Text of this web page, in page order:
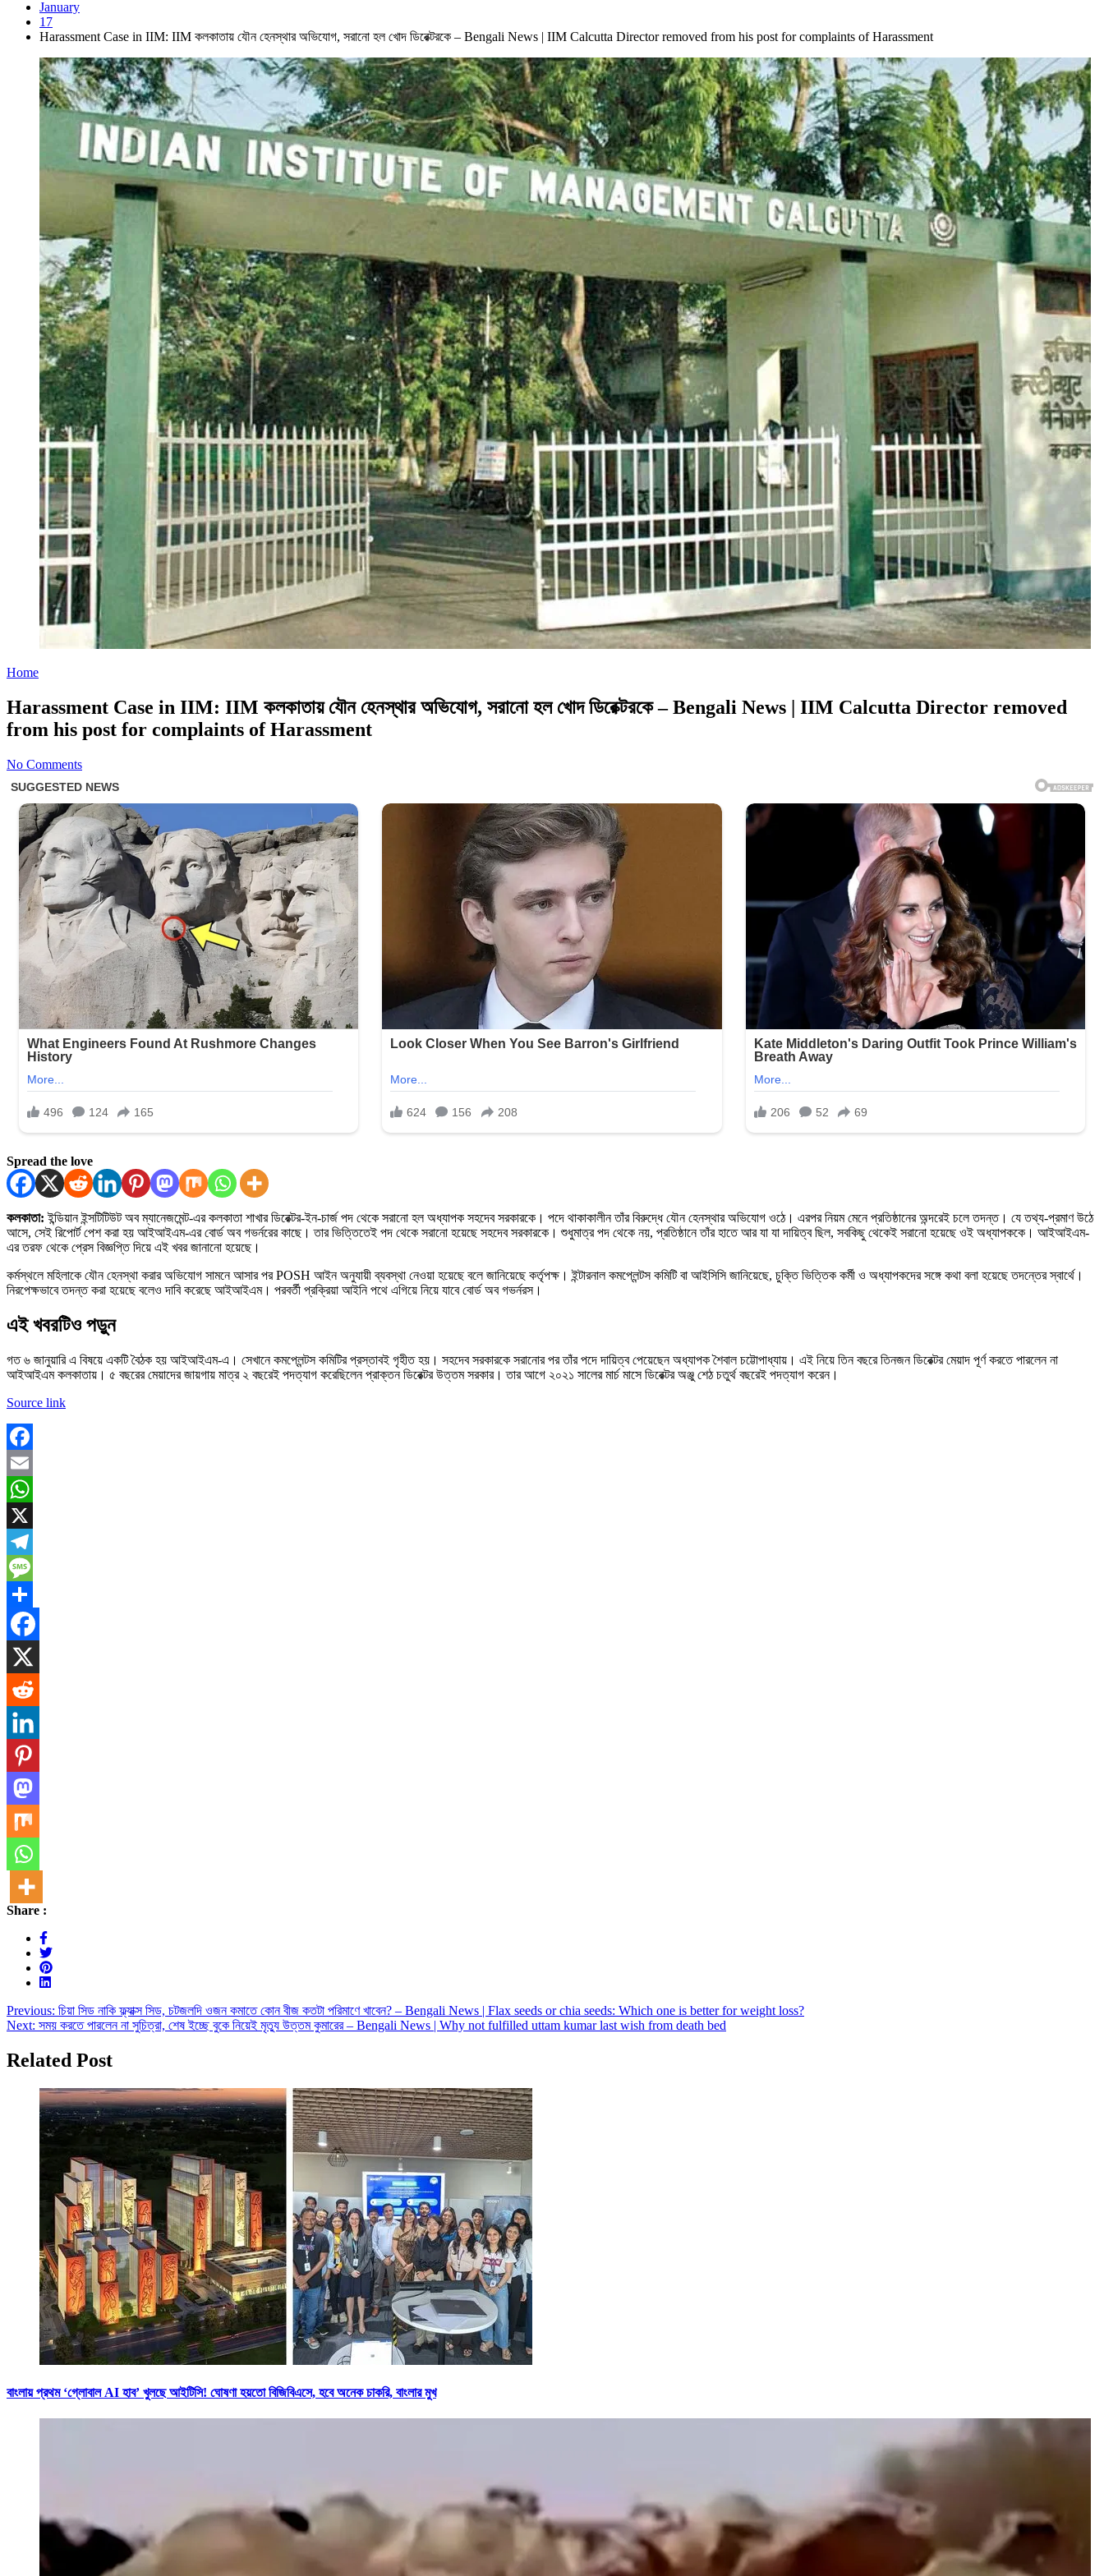
January
17
Harassment Case in IIM: IIM কলকাতায় যৌন হেনস্থার অভিযোগ, সরানো হল খোদ ডিরেক্টরকে – Bengali News | IIM Calcutta Director removed from his post for complaints of Harassment
Home
Harassment Case in IIM: IIM কলকাতায় যৌন হেনস্থার অভিযোগ, সরানো হল খোদ ডিরেক্টরকে – Bengali News | IIM Calcutta Director removed
from his post for complaints of Harassment
No Comments
Spread the love
কলকাতা: ইন্ডিয়ান ইন্সটিটিউট অব ম্যানেজমেন্ট-এর কলকাতা শাখার ডিরেক্টর-ইন-চার্জ পদ থেকে সরানো হল অধ্যাপক সহদেব সরকারকে। পদে থাকাকালীন তাঁর বিরুদ্ধে যৌন হেনস্থার অভিযোগ ওঠে। এরপর নিয়ম মেনে প্রতিষ্ঠানের অন্দরেই চলে তদন্ত। যে তথ্য-প্রমাণ উঠে
আসে, সেই রিপোর্ট পেশ করা হয় আইআইএম-এর বোর্ড অব গভর্নরের কাছে। তার ভিত্তিতেই পদ থেকে সরানো হয়েছে সহদেব সরকারকে। শুধুমাত্র পদ থেকে নয়, প্রতিষ্ঠানে তাঁর হাতে আর যা যা দায়িত্ব ছিল, সবকিছু থেকেই সরানো হয়েছে ওই অধ্যাপককে। আইআইএম-
এর তরফ থেকে প্রেস বিজ্ঞপ্তি দিয়ে এই খবর জানানো হয়েছে।
কর্মস্থলে মহিলাকে যৌন হেনস্থা করার অভিযোগ সামনে আসার পর POSH আইন অনুযায়ী ব্যবস্থা নেওয়া হয়েছে বলে জানিয়েছে কর্তৃপক্ষ। ইন্টারনাল কমপ্লেন্টস কমিটি বা আইসিসি জানিয়েছে, চুক্তি ভিত্তিক কর্মী ও অধ্যাপকদের সঙ্গে কথা বলা হয়েছে তদন্তের স্বার্থে।
নিরপেক্ষভাবে তদন্ত করা হয়েছে বলেও দাবি করেছে আইআইএম। পরবর্তী প্রক্রিয়া আইনি পথে এগিয়ে নিয়ে যাবে বোর্ড অব গভর্নরস।
এই খবরটিও পড়ুন
গত ৬ জানুয়ারি এ বিষয়ে একটি বৈঠক হয় আইআইএম-এ। সেখানে কমপ্লেন্টস কমিটির প্রস্তাবই গৃহীত হয়। সহদেব সরকারকে সরানোর পর তাঁর পদে দায়িত্ব পেয়েছেন অধ্যাপক শৈবাল চট্টোপাধ্যায়। এই নিয়ে তিন বছরে তিনজন ডিরেক্টর মেয়াদ পূর্ণ করতে পারলেন না
আইআইএম কলকাতায়। ৫ বছরের মেয়াদের জায়গায় মাত্র ২ বছরেই পদত্যাগ করেছিলেন প্রাক্তন ডিরেক্টর উত্তম সরকার। তার আগে ২০২১ সালের মার্চ মাসে ডিরেক্টর অঞ্জু শেঠ চতুর্থ বছরেই পদত্যাগ করেন।
Source link
Facebook
Email
WhatsApp
X
Telegram
Message
Share
Share :
Post
navigation
Previous: চিয়া সিড নাকি ফ্ল্যাক্স সিড, চটজলদি ওজন কমাতে কোন বীজ কতটা পরিমাণে খাবেন? – Bengali News | Flax seeds or chia seeds: Which one is better for weight loss?
Next: সময় করতে পারলেন না সুচিত্রা, শেষ ইচ্ছে বুকে নিয়েই মৃত্যু উত্তম কুমারের – Bengali News | Why not fulfilled uttam kumar last wish from death bed
Related Post
বাংলায় প্রথম ‘গ্লোবাল AI হাব’ খুলছে আইটিসি! ঘোষণা হয়তো বিজিবিএসে, হবে অনেক চাকরি, বাংলার মুখ